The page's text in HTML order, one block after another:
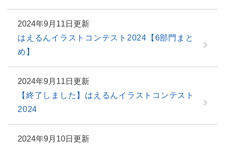
2024年9月11日更新
はえるんイラストコンテスト2024【6部門まと
め】
2024年9月11日更新
【終了しました】はえるんイラストコンテスト
2024
2024年9月10日更新